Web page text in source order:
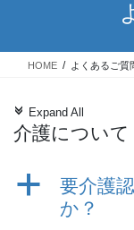
プ
動
HOME よくあるご質
c Expand All
介護について
a
要介護
か？